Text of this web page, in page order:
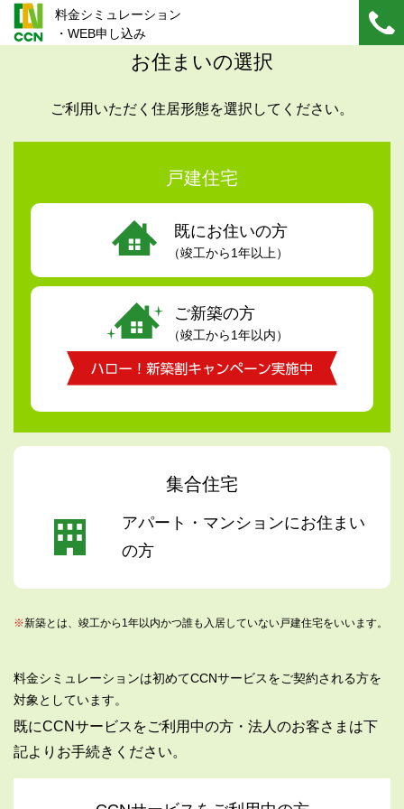
料金シミュレーション
・WEB申し込み
お住まいの選択
ご利用いただく住居形態を選択してください。
戸建住宅
既にお住いの方
（竣工から1年以上）
ご新築の方
（竣工から1年以内）
集合住宅
アパート・マンションにお住まい
の方
※新築とは、竣工から1年以内かつ誰も入居していない戸建住宅をいいます。
料金シミュレーションは初めてCCNサービスをご契約される方を
対象としています。
既にCCNサービスをご利用中の方・法人のお客さまは下
記よりお手続きください。